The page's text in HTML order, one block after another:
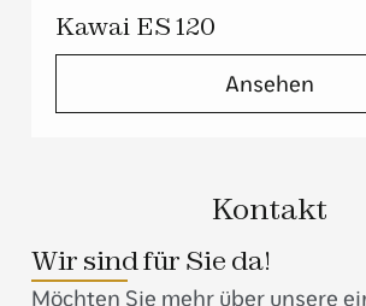
Kawai ES 120
Ansehen
Kontakt
Wir sind für Sie da!
Möchten Sie mehr über unsere